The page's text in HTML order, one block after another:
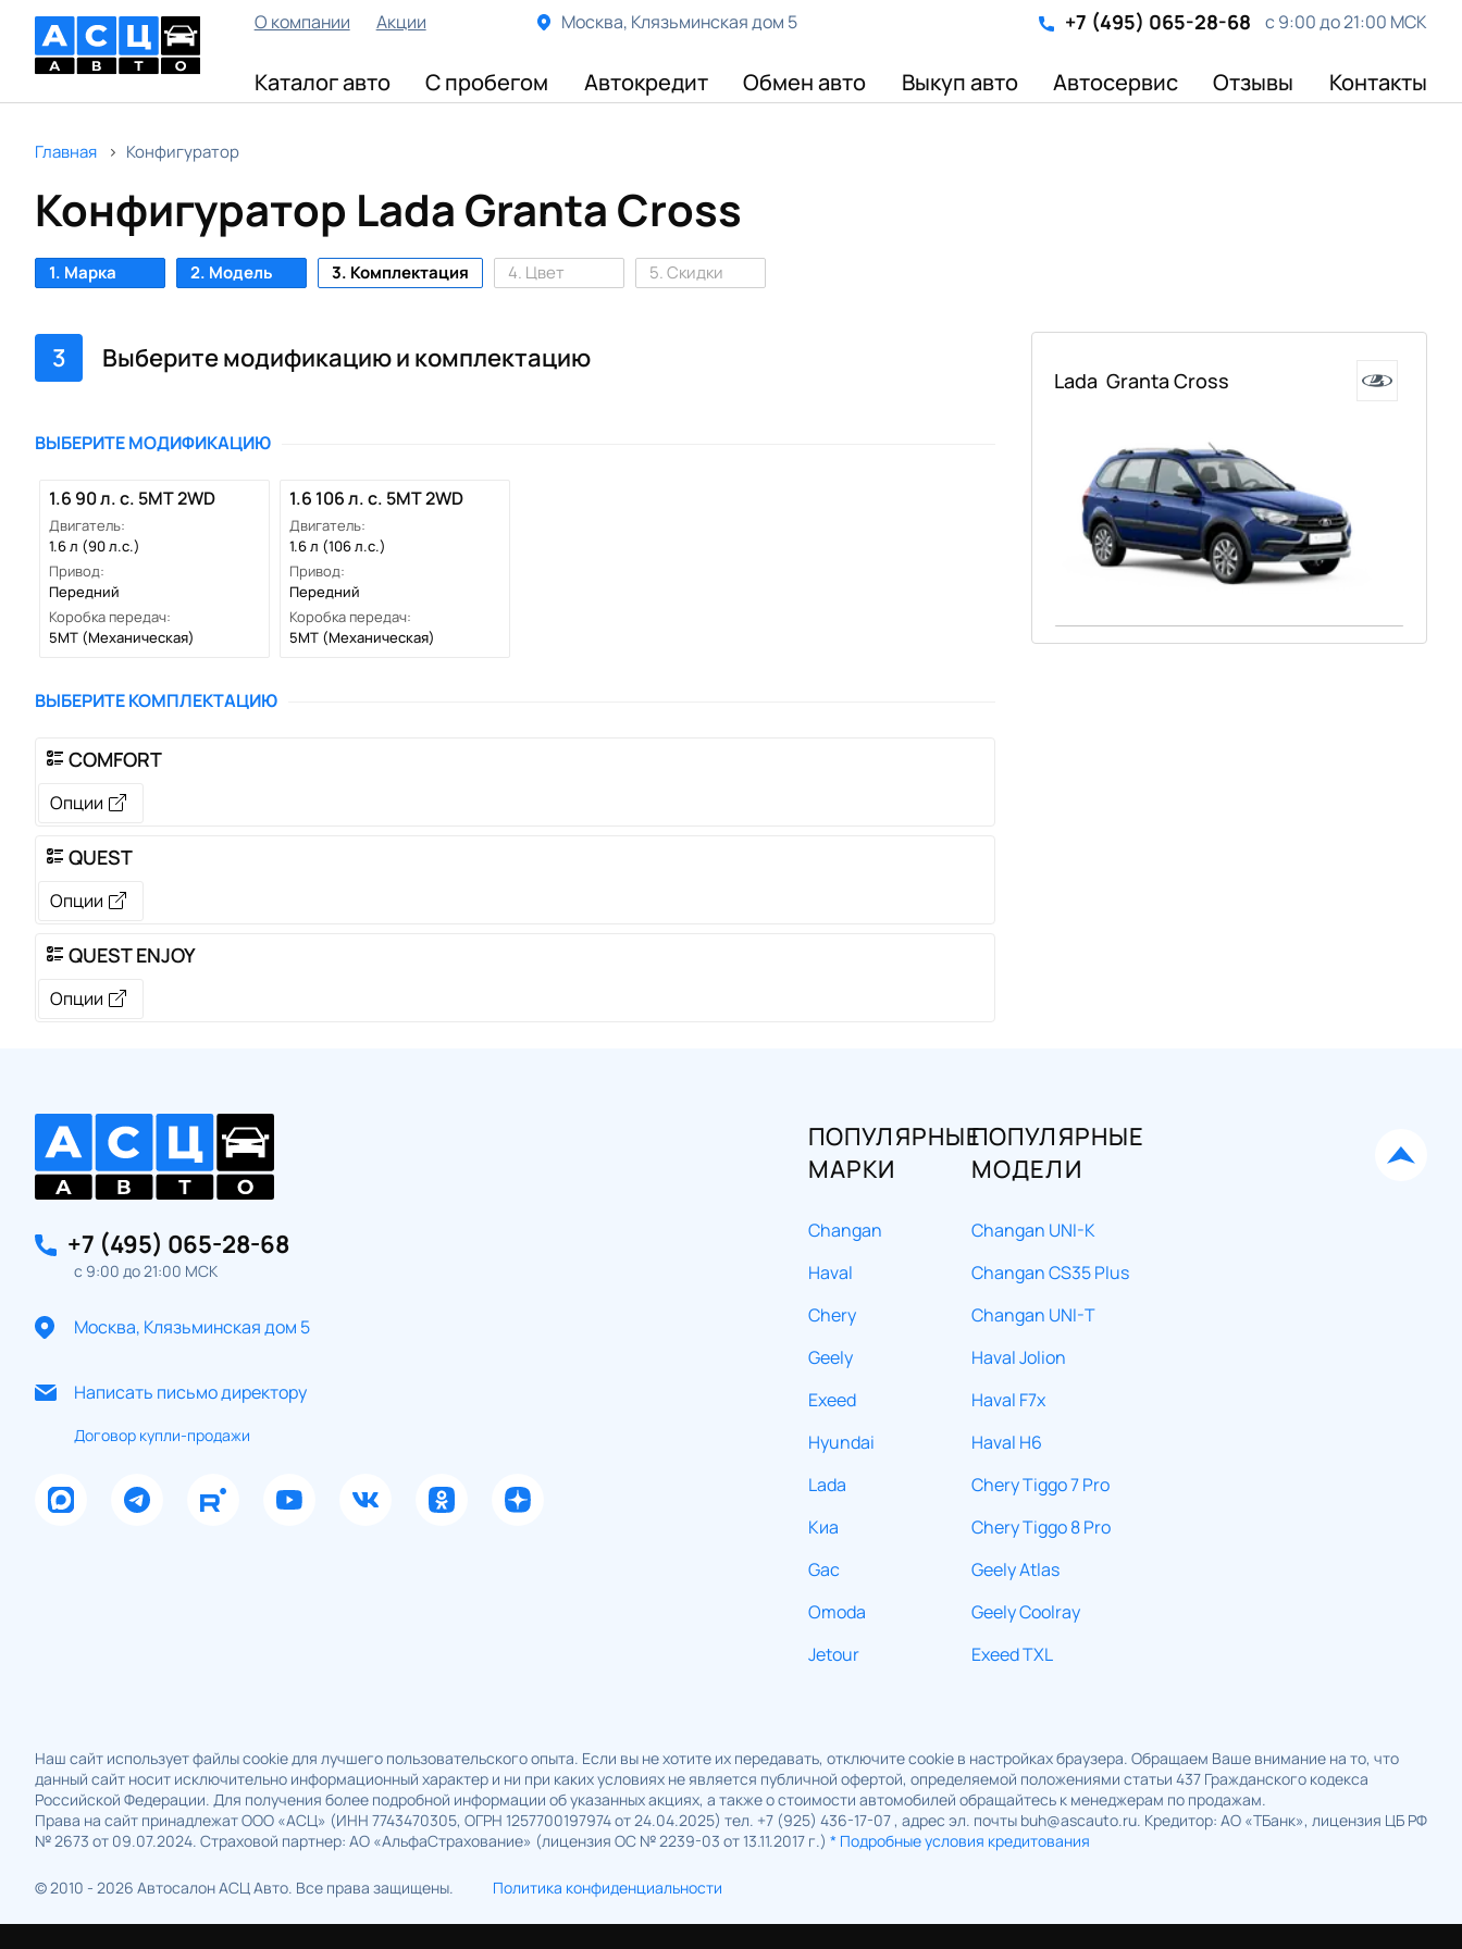
О компании Акции Москва, Клязьминская дом 5 +7 (495) 065-28-68 с 9:00 до 21:00 МСК
Каталог авто С пробегом Автокредит Обмен авто Выкуп авто Автосервис Отзывы Контакты
Главная Конфигуратор
Конфигуратор Lada Granta Cross
1. Марка 2. Модель 3. Комплектация 4. Цвет 5. Скидки
3 Выберите модификацию и комплектацию
ВЫБЕРИТЕ МОДИФИКАЦИЮ
1.6 90 л. с. 5MT 2WD
Двигатель:
1.6 л (90 л.с.)
Привод:
Передний
Коробка передач:
5MT (Механическая)
1.6 106 л. с. 5MT 2WD
Двигатель:
1.6 л (106 л.с.)
Привод:
Передний
Коробка передач:
5MT (Механическая)
ВЫБЕРИТЕ КОМПЛЕКТАЦИЮ
COMFORT
Опции
QUEST
Опции
QUEST ENJOY
Опции
Lada Granta Cross
Ваше имя:
+7 (495) 065-28-68
с 9:00 до 21:00 МСК
Москва, Клязьминская дом 5
Написать письмо директору
Договор купли-продажи
ПОПУЛЯРНЫЕ
МАРКИ
Changan
Haval
Chery
Geely
Exeed
Hyundai
Lada
Киа
Gac
Omoda
Jetour
ПОПУЛЯРНЫЕ
МОДЕЛИ
Changan UNI-K
Changan CS35 Plus
Changan UNI-T
Haval Jolion
Haval F7x
Haval H6
Chery Tiggo 7 Pro
Chery Tiggo 8 Pro
Geely Atlas
Geely Coolray
Exeed TXL
Наш сайт использует файлы cookie для лучшего пользовательского опыта. Если вы не хотите их передавать, отключите cookie в настройках браузера. Обращаем Ваше внимание на то, что
данный сайт носит исключительно информационный характер и ни при каких условиях не является публичной офертой, определяемой положениями статьи 437 Гражданского кодекса
Российской Федерации. Для получения более подробной информации об указанных акциях, а также о стоимости автомобилей обращайтесь к менеджерам по продажам.
Права на сайт принадлежат ООО «АСЦ» (ИНН 7743470305, ОГРН 1257700197974 от 24.04.2025) тел. +7 (925) 436-17-07 , адрес эл. почты buh@ascauto.ru. Кредитор: АО «ТБанк», лицензия ЦБ РФ
№ 2673 от 09.07.2024. Страховой партнер: АО «АльфаСтрахование» (лицензия ОС № 2239-03 от 13.11.2017 г.) * Подробные условия кредитования
© 2010 - 2026 Автосалон АСЦ Авто. Все права защищены. Политика конфиденциальности